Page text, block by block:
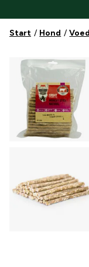
Start Hond